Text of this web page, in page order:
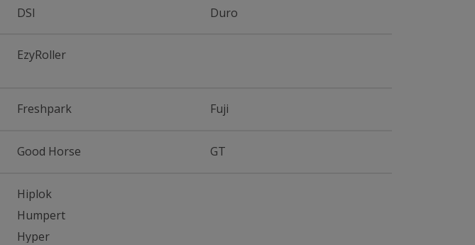
DSI
Duro
EzyRoller
Freshpark Fuji
Good Horse GT
Hiplok
Humpert
Hyper